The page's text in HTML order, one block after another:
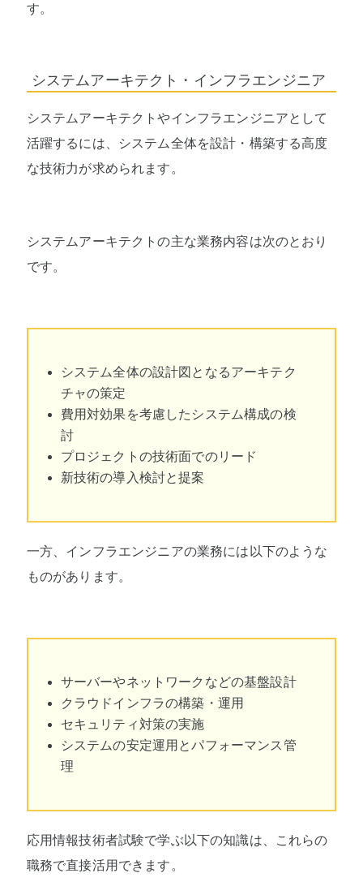
す。
システムアーキテクト・インフラエンジニア
システムアーキテクトやインフラエンジニアとして
活躍するには、システム全体を設計・構築する高度
な技術力が求められます。
システムアーキテクトの主な業務内容は次のとおり
です。
システム全体の設計図となるアーキテク
チャの策定
費用対効果を考慮したシステム構成の検
討
プロジェクトの技術面でのリード
新技術の導入検討と提案
一方、インフラエンジニアの業務には以下のような
ものがあります。
サーバーやネットワークなどの基盤設計
クラウドインフラの構築・運用
セキュリティ対策の実施
システムの安定運用とパフォーマンス管
理
応用情報技術者試験で学ぶ以下の知識は、これらの
職務で直接活用できます。